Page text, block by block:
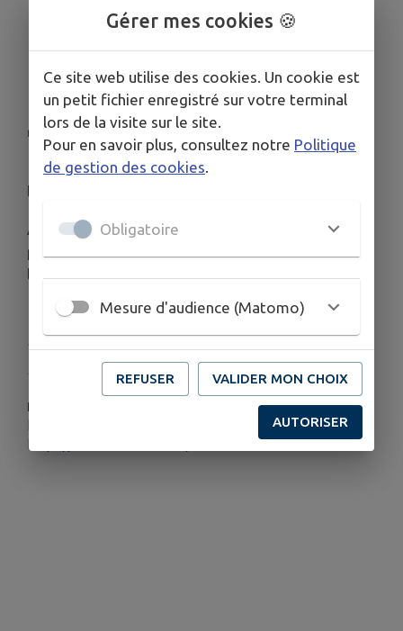
Atelier à prix libre (dpayez ce que vous
voulez).
Animé avec L'hôtencycle (entreprise locale).
👧 À partir de 6 ans (accompagné d'un adulte).
🍰 Goûter possible sur place (gâteaux sucrés)
🍵 Le café associatif a un bar avec des boissons
Activité le long du canal, profitez du beau temps
pour faire un tour à vélo avant et/ou après
l'atelier !
Publié par Association L'Extension
PLUS D'INFORMATIONS
Gérer mes cookies 🍪
Ce site web utilise des cookies. Un cookie est
un petit fichier enregistré sur votre terminal
lors de la visite sur le site.
Pour en savoir plus, consultez notre Politique
de gestion des cookies.
Obligatoire
Mesure d'audience (Matomo)
REFUSER VALIDER MON CHOIX
AUTORISER